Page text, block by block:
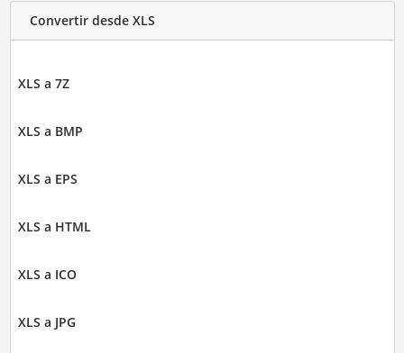
Convertir desde XLS
XLS a 7Z
XLS a BMP
XLS a EPS
XLS a HTML
XLS a ICO
XLS a JPG